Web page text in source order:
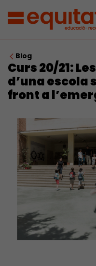
Blog
Curs 20/21:
d’una escola
front a